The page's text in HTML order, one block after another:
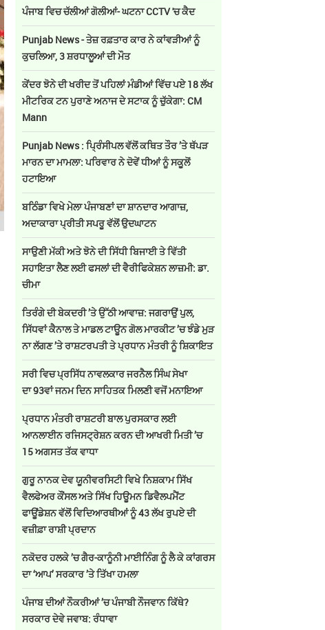
ਪੰਜਾਬ ਵਿਚ ਚੱਲੀਆਂ ਗੋਲੀਆਂ- ਘਟਨਾ CCTV 'ਚ ਕੈਦ
Punjab News - ਤੇਜ਼ ਰਫ਼ਤਾਰ ਕਾਰ ਨੇ ਕਾਂਵੜੀਆਂ ਨੂੰ
ਕੁਚਲਿਆ, 3 ਸ਼ਰਧਾਲੂਆਂ ਦੀ ਮੌਤ
ਕੇਂਦਰ ਝੋਨੇ ਦੀ ਖਰੀਦ ਤੋਂ ਪਹਿਲਾਂ ਮੰਡੀਆਂ ਵਿੱਚ ਪਏ 18 ਲੱਖ
ਮੀਟਰਿਕ ਟਨ ਪੁਰਾਣੇ ਅਨਾਜ ਦੇ ਸਟਾਕ ਨੂੰ ਚੁੱਕੇਗਾ: CM
Mann
Punjab News : ਪ੍ਰਿੰਸੀਪਲ ਵੱਲੋਂ ਕਥਿਤ ਤੌਰ ’ਤੇ ਥੱਪੜ
ਮਾਰਨ ਦਾ ਮਾਮਲਾ: ਪਰਿਵਾਰ ਨੇ ਦੋਵੇਂ ਧੀਆਂ ਨੂੰ ਸਕੂਲੋਂ
ਹਟਾਇਆ
ਬਠਿੰਡਾ ਵਿਖੇ ਮੇਲਾ ਪੰਜਾਬਣਾਂ ਦਾ ਸ਼ਾਨਦਾਰ ਆਗਾਜ਼,
ਅਦਾਕਾਰਾ ਪ੍ਰੀਤੀ ਸਪਰੂ ਵੱਲੋਂ ਉਦਘਾਟਨ
ਸਾਉਣੀ ਮੱਕੀ ਅਤੇ ਝੋਨੇ ਦੀ ਸਿੱਧੀ ਬਿਜਾਈ ਤੇ ਵਿੱਤੀ
ਸਹਾਇਤਾ ਲੈਣ ਲਈ ਫਸਲਾਂ ਦੀ ਵੈਰੀਫਿਕੇਸ਼ਨ ਲਾਜ਼ਮੀ: ਡਾ.
ਚੀਮਾ
ਤਿਰੰਗੇ ਦੀ ਬੇਕਦਰੀ ’ਤੇ ਉੱਠੀ ਆਵਾਜ਼: ਜਗਰਾਉਂ ਪੁਲ,
ਸਿੱਧਵਾਂ ਕੈਨਾਲ ਤੇ ਮਾਡਲ ਟਾਊਨ ਗੋਲ ਮਾਰਕੀਟ ’ਚ ਝੰਡੇ ਮੁੜ
ਨਾ ਲੱਗਣ ’ਤੇ ਰਾਸ਼ਟਰਪਤੀ ਤੇ ਪ੍ਰਧਾਨ ਮੰਤਰੀ ਨੂੰ ਸ਼ਿਕਾਇਤ
ਸਰੀ ਵਿਚ ਪ੍ਰਸਿੱਧ ਨਾਵਲਕਾਰ ਜਰਨੈਲ ਸਿੰਘ ਸੇਖਾ
ਦਾ 93ਵਾਂ ਜਨਮ ਦਿਨ ਸਾਹਿਤਕ ਮਿਲਣੀ ਵਜੋਂ ਮਨਾਇਆ
ਪ੍ਰਧਾਨ ਮੰਤਰੀ ਰਾਸ਼ਟਰੀ ਬਾਲ ਪੁਰਸਕਾਰ ਲਈ
ਆਨਲਾਈਨ ਰਜਿਸਟ੍ਰੇਸ਼ਨ ਕਰਨ ਦੀ ਆਖਰੀ ਮਿਤੀ ’ਚ
15 ਅਗਸਤ ਤੱਕ ਵਾਧਾ
ਗੁਰੂ ਨਾਨਕ ਦੇਵ ਯੂਨੀਵਰਸਿਟੀ ਵਿਖੇ ਨਿਸ਼ਕਾਮ ਸਿੱਖ
ਵੈਲਫੇਅਰ ਕੌਂਸਲ ਅਤੇ ਸਿੱਖ ਹਿਊਮਨ ਡਿਵੈਲਪਮੈਂਟ
ਫਾਊਂਡੇਸ਼ਨ ਵੱਲੋਂ ਵਿਦਿਆਰਥੀਆਂ ਨੂੰ 43 ਲੱਖ ਰੁਪਏ ਦੀ
ਵਜ਼ੀਫ਼ਾ ਰਾਸ਼ੀ ਪ੍ਰਦਾਨ
ਨਕੋਦਰ ਹਲਕੇ ’ਚ ਗੈਰ-ਕਾਨੂੰਨੀ ਮਾਈਨਿੰਗ ਨੂੰ ਲੈ ਕੇ ਕਾਂਗਰਸ
ਦਾ ‘ਆਪ’ ਸਰਕਾਰ ’ਤੇ ਤਿੱਖਾ ਹਮਲਾ
ਪੰਜਾਬ ਦੀਆਂ ਨੌਕਰੀਆਂ ’ਚ ਪੰਜਾਬੀ ਨੌਜਵਾਨ ਕਿੱਥੇ?
ਸਰਕਾਰ ਦੇਵੇ ਜਵਾਬ: ਰੰਧਾਵਾ